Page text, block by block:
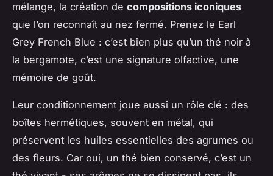
mélange, la création de compositions iconiques
que l’on reconnaît au nez fermé. Prenez le Earl
Grey French Blue : c’est bien plus qu’un thé noir à
la bergamote, c’est une signature olfactive, une
mémoire de goût.
Leur conditionnement joue aussi un rôle clé : des
boîtes hermétiques, souvent en métal, qui
préservent les huiles essentielles des agrumes ou
des fleurs. Car oui, un thé bien conservé, c’est un